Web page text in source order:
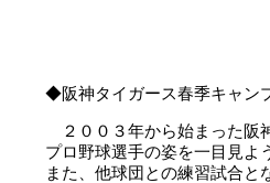
◆阪神タイガース春季キャン
２００３年から始まった阪
プロ野球選手の姿を一目見よ
また、他球団との練習試合と